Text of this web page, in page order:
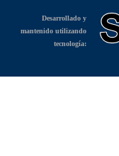
Desarrollado y
mantenido utilizando
tecnología: